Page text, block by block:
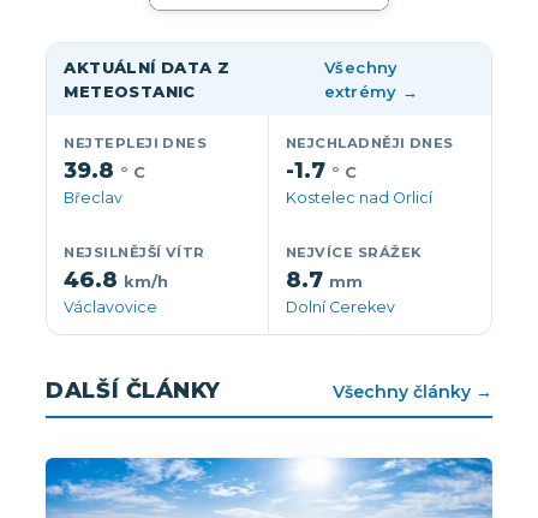
AKTUÁLNÍ DATA Z
METEOSTANIC
Všechny
extrémy →
NEJTEPLEJI DNES
39.8 ° C
Břeclav
NEJCHLADNĚJI DNES
-1.7 ° C
Kostelec nad Orlicí
NEJSILNĚJŠÍ VÍTR
46.8 km/h
Václavovice
NEJVÍCE SRÁŽEK
8.7 mm
Dolní Cerekev
DALŠÍ ČLÁNKY Všechny články →